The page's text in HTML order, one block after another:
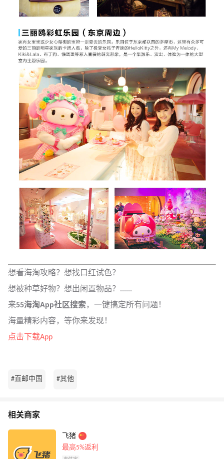
想看海淘攻略？想找口红试色？
想被种草好物？想出闲置物品？......
来55海淘App社区搜索，一键搞定所有问题！
海量精彩内容，等你来发现！
点击下载App
#直邮中国 #其他
相关商家
飞猪
最高5%返利